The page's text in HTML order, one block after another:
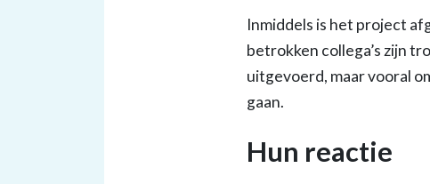
Inmiddels is het project
betrokken collega’s zijn
uitgevoerd, maar vooral
gaan.
Hun reactie